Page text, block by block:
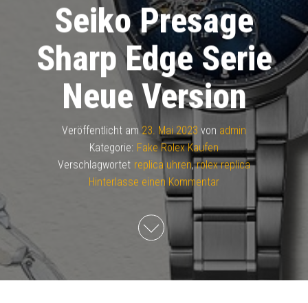
Seiko Presage
Sharp Edge Serie
Neue Version
Veröffentlicht am 23. Mai 2023 von admin
Kategorie: Fake Rolex Kaufen
Verschlagwortet replica uhren,rolex replica
Hinterlasse einen Kommentar